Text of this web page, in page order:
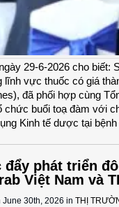
29-6-2026 cho biết:
lĩnh vực thuốc có giá
đã phối hợp cùng
chức buổi toạ đàm với
Kinh tế dược tại
đẩy phát triển
Việt Nam và
June 30th, 2026 in THỊ